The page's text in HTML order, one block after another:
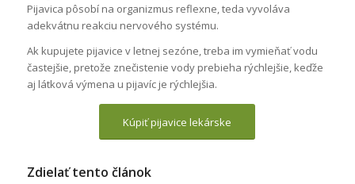
Pijavica pôsobí na organizmus reflexne, teda vyvoláva
adekvátnu reakciu nervového systému.
Ak kupujete pijavice v letnej sezóne, treba im vymieňať vodu
častejšie, pretože znečistenie vody prebieha rýchlejšie, keďže
aj látková výmena u pijavíc je rýchlejšia.
Kúpiť pijavice lekárske
Zdielať tento článok